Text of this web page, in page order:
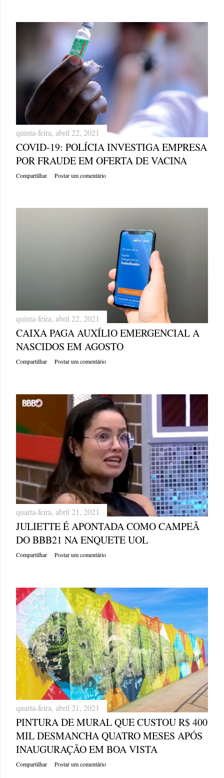
quinta-feira, abril 22, 2021
COVID-19: POLÍCIA INVESTIGA EMPRESA
POR FRAUDE EM OFERTA DE VACINA
Compartilhar Postar um comentário
quinta-feira, abril 22, 2021
CAIXA PAGA AUXÍLIO EMERGENCIAL A
NASCIDOS EM AGOSTO
Compartilhar Postar um comentário
quarta-feira, abril 21, 2021
JULIETTE É APONTADA COMO CAMPEÃ
DO BBB21 NA ENQUETE UOL
Compartilhar Postar um comentário
quarta-feira, abril 21, 2021
PINTURA DE MURAL QUE CUSTOU R$ 400
MIL DESMANCHA QUATRO MESES APÓS
INAUGURAÇÃO EM BOA VISTA
Compartilhar Postar um comentário